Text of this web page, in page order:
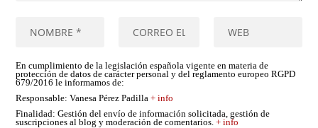
En cumplimiento de la legislación española vigente en materia de
protección de datos de carácter personal y del reglamento europeo RGPD
679/2016 le informamos de:
Responsable: Vanesa Pérez Padilla+ info
Finalidad: Gestión del envío de información solicitada, gestión de
suscripciones al blog y moderación de comentarios.+ info